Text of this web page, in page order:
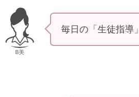
B美
毎日の「生徒指導